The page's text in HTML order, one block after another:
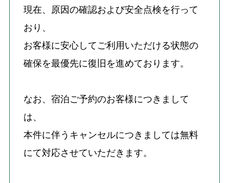
現在、原因の確認および安全点検を行って
おり、
お客様に安心してご利用いただける状態の
確保を最優先に復旧を進めております。
なお、宿泊ご予約のお客様につきまして
は、
本件に伴うキャンセルにつきましては無料
にて対応させていただきます。